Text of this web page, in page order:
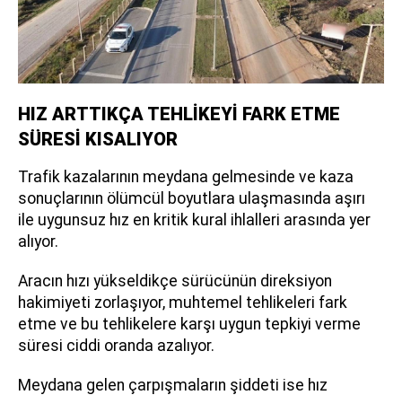
HIZ ARTTIKÇA TEHLİKEYİ FARK ETME
SÜRESİ KISALIYOR
Trafik kazalarının meydana gelmesinde ve kaza
sonuçlarının ölümcül boyutlara ulaşmasında aşırı
ile uygunsuz hız en kritik kural ihlalleri arasında yer
alıyor.
Aracın hızı yükseldikçe sürücünün direksiyon
hakimiyeti zorlaşıyor, muhtemel tehlikeleri fark
etme ve bu tehlikelere karşı uygun tepkiyi verme
süresi ciddi oranda azalıyor.
Meydana gelen çarpışmaların şiddeti ise hız